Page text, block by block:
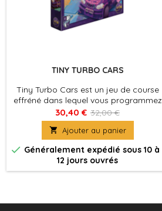
TINY TURBO CARS
Tiny Turbo Cars est un jeu de course
effréné dans lequel vous programmez
les déplacements de votre bolide
téléguidé grâce à un taquin faisant
office de manette.
30,40 € 32,00 €
 Ajouter au panier
 Généralement expédié sous 10 à
12 jours ouvrés